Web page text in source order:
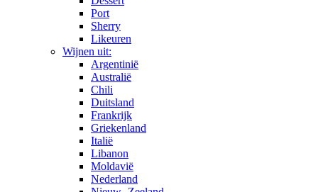
Port
Sherry
Likeuren
Wijnen uit:
Argentinië
Australië
Chili
Duitsland
Frankrijk
Griekenland
Italië
Libanon
Moldavië
Nederland